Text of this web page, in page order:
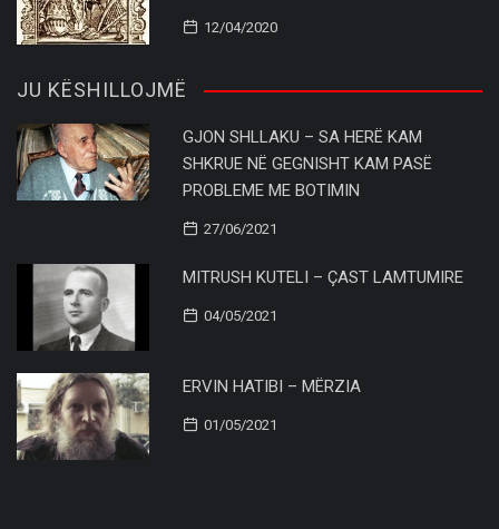
12/04/2020
JU KËSHILLOJMË
GJON SHLLAKU – SA HERË KAM
SHKRUE NË GEGNISHT KAM PASË
PROBLEME ME BOTIMIN
27/06/2021
MITRUSH KUTELI – ÇAST LAMTUMIRE
04/05/2021
ERVIN HATIBI – MËRZIA
01/05/2021